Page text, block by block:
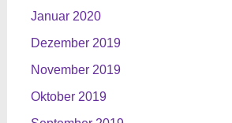
Januar 2020
Dezember 2019
November 2019
Oktober 2019